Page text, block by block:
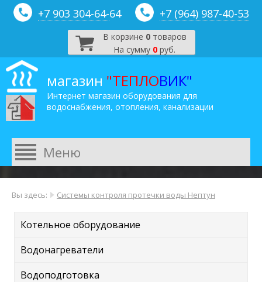
+7 903 304-64-64 +7 (964) 987-40-53
В корзине 0товаров
На сумму 0 руб.
магазин "ТЕПЛОВИК"
Интернет магазин оборудования для
водоснабжения, отопления, канализации
Вы здесь: Системы контроля протечки воды Нептун
Котельное оборудование
Водонагреватели
Водоподготовка